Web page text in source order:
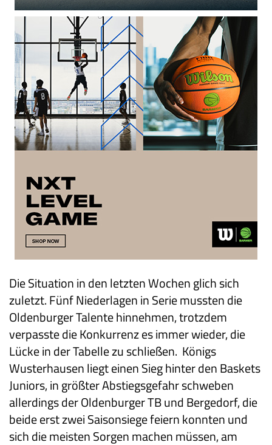
Die Situation in den letzten Wochen glich sich
zuletzt. Fünf Niederlagen in Serie mussten die
Oldenburger Talente hinnehmen, trotzdem
verpasste die Konkurrenz es immer wieder, die
Lücke in der Tabelle zu schließen. Königs
Wusterhausen liegt einen Sieg hinter den Baskets
Juniors, in größter Abstiegsgefahr schweben
allerdings der Oldenburger TB und Bergedorf, die
beide erst zwei Saisonsiege feiern konnten und
sich die meisten Sorgen machen müssen, am